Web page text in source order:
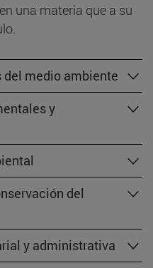
una materia que a su
medio ambiente
y
del
y administrativa